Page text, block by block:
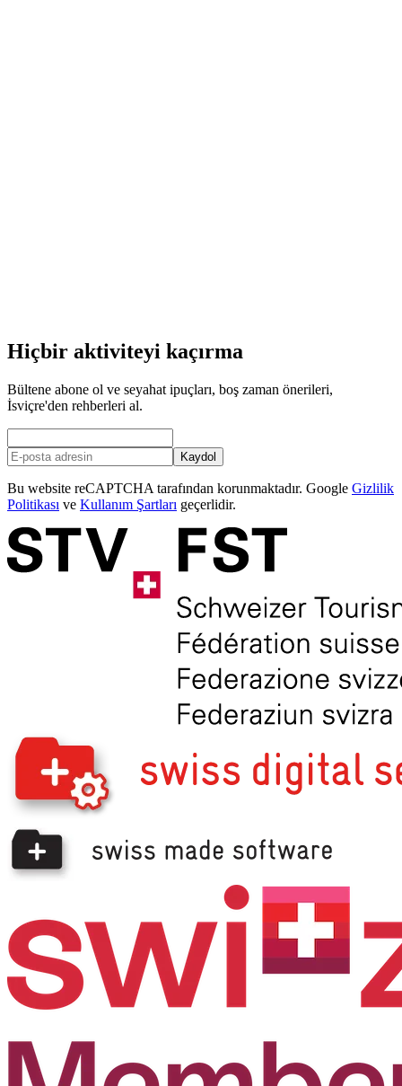
Hiçbir aktiviteyi kaçırma
Bültene abone ol ve seyahat ipuçları, boş zaman önerileri,
İsviçre'den rehberleri al.
Kaydol
Bu website reCAPTCHA tarafından korunmaktadır. Google Gizlilik
Politikası ve Kullanım Şartları geçerlidir.